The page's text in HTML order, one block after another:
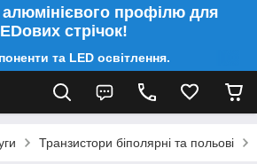
алюмінієвого профілю для
стрічок!
та LED освітлення.
Транзистори біполярні та польові